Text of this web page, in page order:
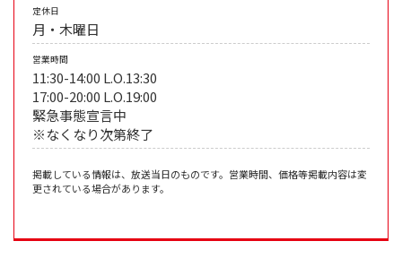
定休日
月・木曜日
営業時間
11:30-14:00 L.O.13:30
17:00-20:00 L.O.19:00
緊急事態宣言中
※なくなり次第終了
掲載している情報は、放送当日のものです。営業時間、価格等掲載内容は変
更されている場合があります。